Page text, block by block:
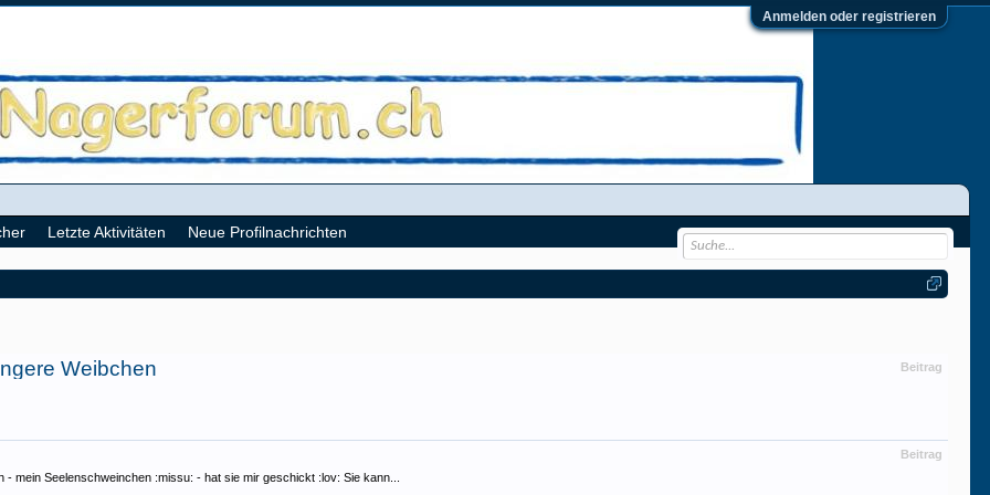
Anmelden oder registrieren
Beitrag
Weibchen
Beitrag
mein Seelenschweinchen :missu: - hat sie mir geschickt :lov: Sie kann...
Letzte Aktivitäten Neue Profilnachrichten